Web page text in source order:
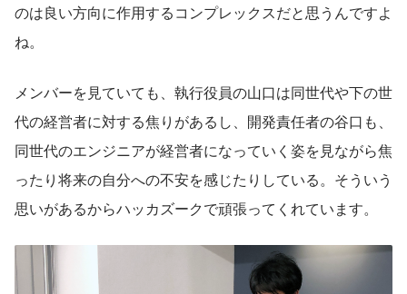
のは良い方向に作用するコンプレックスだと思うんですよ
ね。
メンバーを見ていても、執行役員の山口は同世代や下の世
代の経営者に対する焦りがあるし、開発責任者の谷口も、
同世代のエンジニアが経営者になっていく姿を見ながら焦
ったり将来の自分への不安を感じたりしている。そういう
思いがあるからハッカズークで頑張ってくれています。